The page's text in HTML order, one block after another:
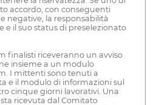
accordo, con conseguenti
negative, la responsabilità
e il suo status di preselezionato
finalisti riceveranno un avviso
insieme a un modulo
I mittenti sono tenuti a
e il modulo di informazioni sul
cinque giorni lavorativi. Una
ricevuta dal Comitato